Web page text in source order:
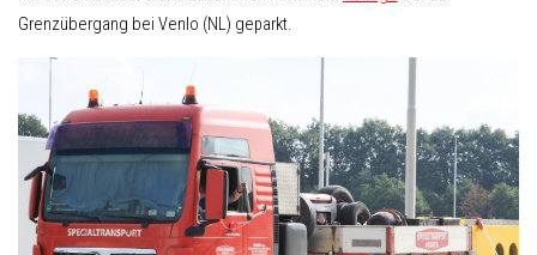
Grenzübergang bei Venlo (NL) geparkt.